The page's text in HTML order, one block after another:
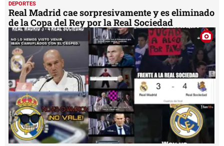
DEPORTES
Real Madrid cae sorpresivamente y es eliminado
de la Copa del Rey por la Real Sociedad